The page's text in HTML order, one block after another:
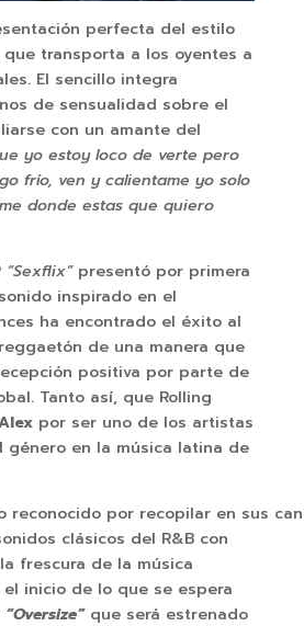
perfecta del estilo
transporta a los oyentes a
El sencillo integra
de sensualidad sobre el
con un amante del
yo estoy loco de verte pero
frío, ven y calientame yo solo
donde estas que quiero
“Sexflix” presentó por primera
inspirado en el
ha encontrado el éxito al
de una manera que
positiva por parte de
Tanto así, que Rolling
por ser uno de los artistas
género en la música latina de
reconocido por recopilar en sus
clásicos del R&B con
frescura de la música
inicio de lo que se espera
“Oversize”que será estrenado